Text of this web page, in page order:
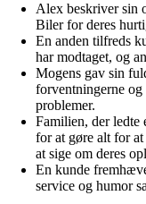
Alex beskriver sin
Biler for deres
En anden tilfreds
har modtaget, og
Mogens gav sin
forventningerne
problemer.
Familien, der ledte
for at gøre alt for
at sige om deres
En kunde
service og humor